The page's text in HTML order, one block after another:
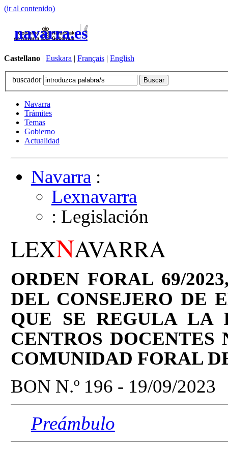
(ir al contenido)
navarra.es
Castellano | Euskara | Français | English
buscador
Navarra
Trámites
Temas
Gobierno
Actualidad
Navarra:
Lexnavarra
: Legislación
LEXNAVARRA
ORDEN FORAL 69/
DEL CONSEJERO DE
QUE SE REGULA LA
CENTROS
COMUNIDAD FORAL
BON N.º 196 - 19/09/2023
Preámbulo